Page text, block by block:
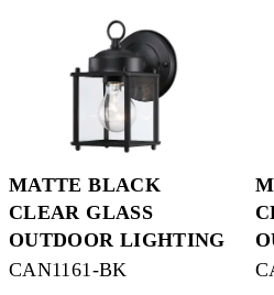
MATTE BLACK
CLEAR GLASS
OUTDOOR LIGHTING
CAN1161-BK